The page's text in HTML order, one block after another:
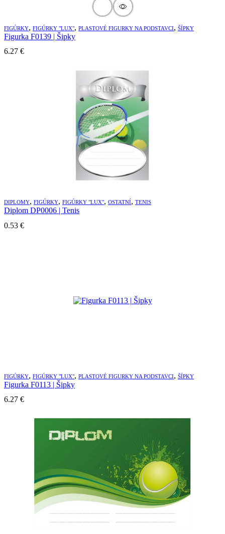
FIGÚRKY, FIGÚRKY "LUX", PLASTOVÉ FIGURKY NA PODSTAVCI, ŠÍPKY
Figurka F0139 | Šipky
6.27 €
DIPLOMY, FIGÚRKY, FIGÚRKY "LUX", OSTATNÍ, TENIS
Diplom DP0006 | Tenis
0.53 €
FIGÚRKY, FIGÚRKY "LUX", PLASTOVÉ FIGURKY NA PODSTAVCI, ŠÍPKY
Figurka F0113 | Šipky
6.27 €